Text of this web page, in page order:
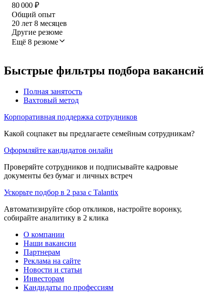
80 000 ₽
Общий опыт
20 лет 8 месяцев
Другие резюме
Ещё 8 резюме
Быстрые фильтры подбора вакансий
Полная занятость
Вахтовый метод
Корпоративная поддержка сотрудников
Какой соцпакет вы предлагаете семейным сотрудникам?
Оформляйте кандидатов онлайн
Проверяйте сотрудников и подписывайте кадровые
документы без бумаг и личных встреч
Ускорьте подбор в 2 раза с Talantix
Автоматизируйте сбор откликов, настройте воронку,
собирайте аналитику в 2 клика
О компании
Наши вакансии
Партнерам
Реклама на сайте
Новости и статьи
Инвесторам
Кандидаты по профессиям